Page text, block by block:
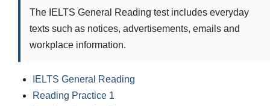
The IELTS General Reading test includes everyday
texts such as notices, advertisements, emails and
workplace information.
IELTS General Reading
Reading Practice 1